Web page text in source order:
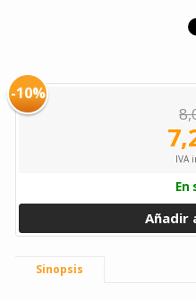
-10%
IVA
En
Añadir
Sinopsis